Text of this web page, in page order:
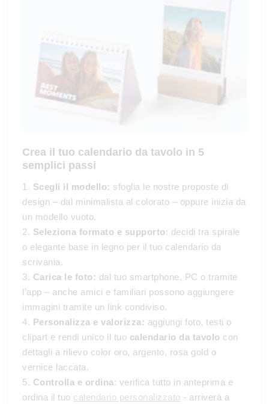
Crea il tuo calendario da tavolo in 5
semplici passi
1. Scegli il modello: sfoglia le nostre proposte di
design – dal minimalista al colorato – oppure inizia da
un modello vuoto.
2. Seleziona formato e supporto: decidi tra spirale
o elegante base in legno per il tuo calendario da
scrivania.
3. Carica le foto: dal tuo smartphone, PC o tramite
l’app – anche amici e familiari possono aggiungere
immagini tramite un link condiviso.
4. Personalizza e valorizza: aggiungi foto, testi o
clipart e rendi unico il tuo calendario da tavolo con
dettagli a rilievo color oro, argento, rosa gold o
vernice laccata.
5. Controlla e ordina: verifica tutto in anteprima e
ordina il tuo calendario personalizzato - arriverà a